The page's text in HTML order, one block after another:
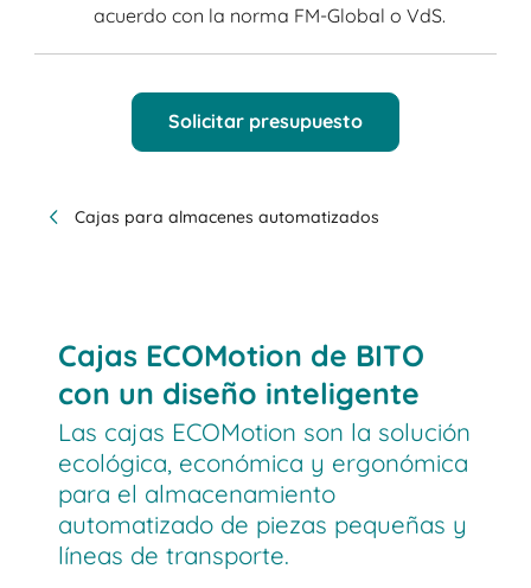
acuerdo con la norma FM-Global o VdS.
Solicitar presupuesto
Cajas para almacenes automatizados
Cajas ECOMotion de BITO
con un diseño inteligente
Las cajas ECOMotion son la solución
ecológica, económica y ergonómica
para el almacenamiento
automatizado de piezas pequeñas y
líneas de transporte.